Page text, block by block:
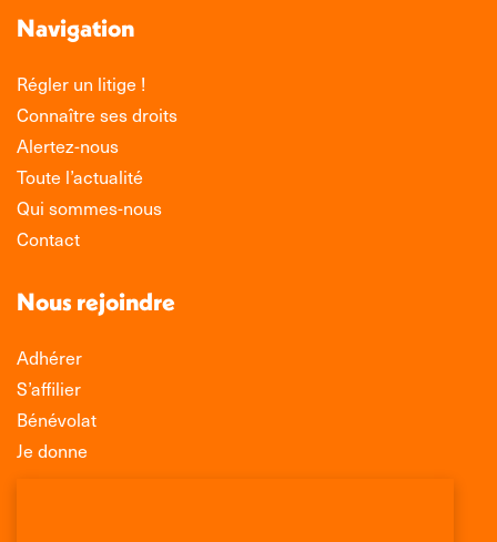
Navigation
Régler un litige !
Connaître ses droits
Alertez-nous
Toute l’actualité
Qui sommes-nous
Contact
Nous rejoindre
Adhérer
S’affilier
Bénévolat
Je donne